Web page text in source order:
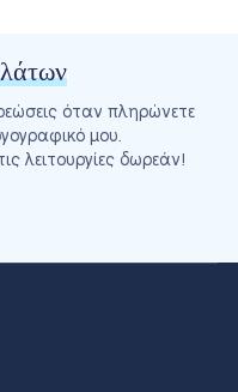
όταν πληρώνετε
μου.
λειτουργίες δωρεάν!